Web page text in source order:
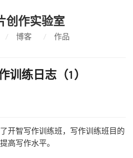
创作实验室
/ 博客 / 作品
训练日志（1）
开智写作训练班，写作训练班目的
高写作水平。